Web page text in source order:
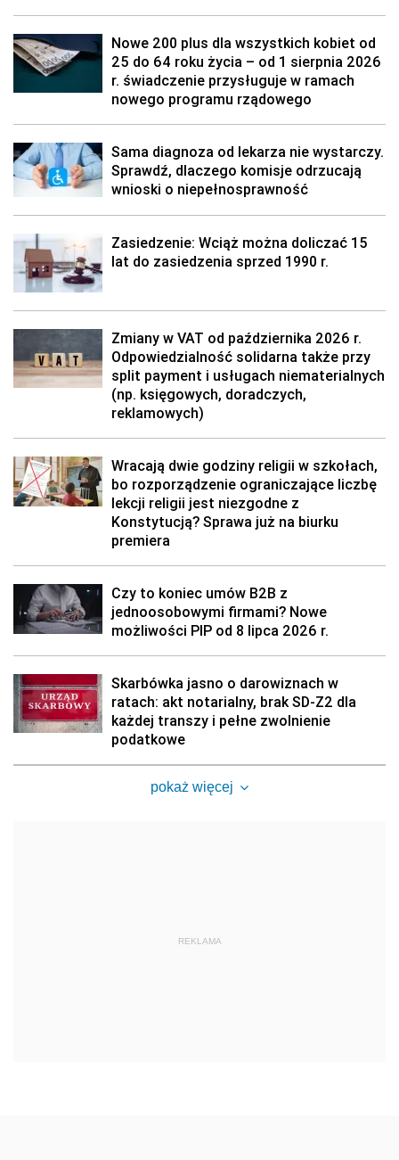
Nowe 200 plus dla wszystkich kobiet od
25 do 64 roku życia – od 1 sierpnia 2026
r. świadczenie przysługuje w ramach
nowego programu rządowego
Sama diagnoza od lekarza nie wystarczy.
Sprawdź, dlaczego komisje odrzucają
wnioski o niepełnosprawność
Zasiedzenie: Wciąż można doliczać 15
lat do zasiedzenia sprzed 1990 r.
Zmiany w VAT od października 2026 r.
Odpowiedzialność solidarna także przy
split payment i usługach niematerialnych
(np. księgowych, doradczych,
reklamowych)
Wracają dwie godziny religii w szkołach,
bo rozporządzenie ograniczające liczbę
lekcji religii jest niezgodne z
Konstytucją? Sprawa już na biurku
premiera
Czy to koniec umów B2B z
jednoosobowymi firmami? Nowe
możliwości PIP od 8 lipca 2026 r.
Skarbówka jasno o darowiznach w
ratach: akt notarialny, brak SD-Z2 dla
każdej transzy i pełne zwolnienie
podatkowe
pokaż więcej
REKLAMA